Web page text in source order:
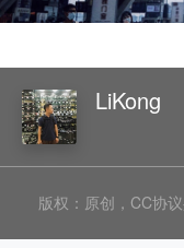
LiKong
版权：原创，CC协